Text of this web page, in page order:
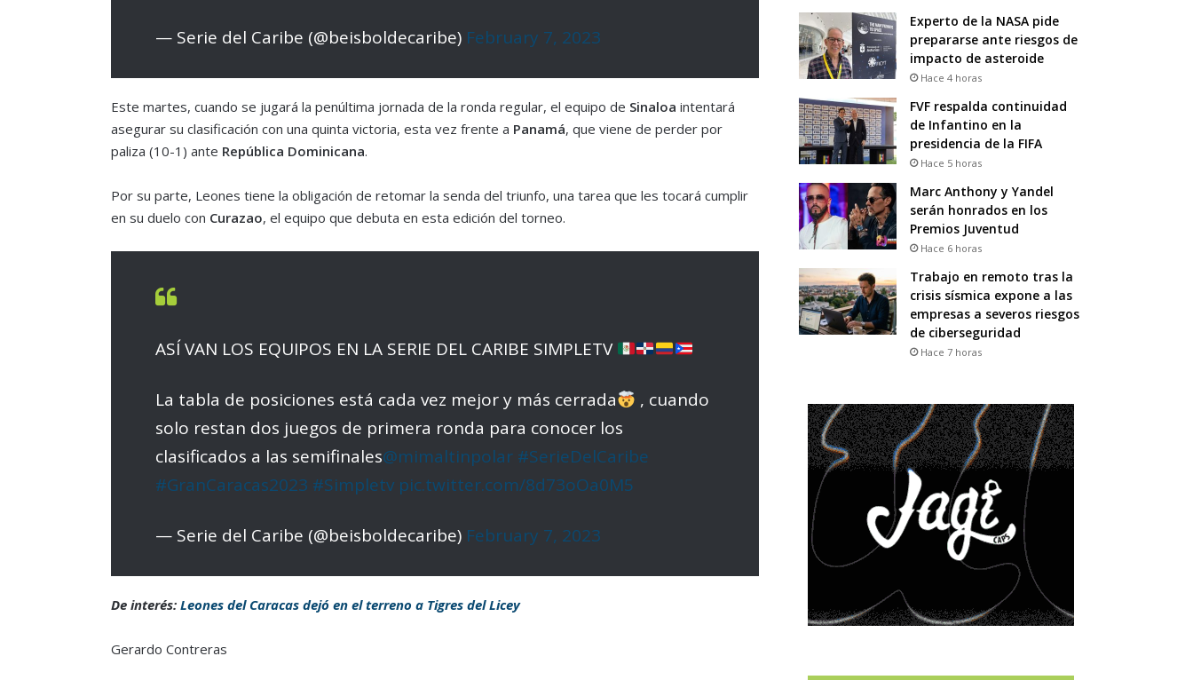
— Serie del Caribe (@beisboldecaribe) February 7, 2023
Este martes, cuando se jugará la penúltima jornada de la ronda regular, el equipo de Sinaloa intentará
asegurar su clasificación con una quinta victoria, esta vez frente a Panamá, que viene de perder por
paliza (10-1) ante República Dominicana.
Por su parte, Leones tiene la obligación de retomar la senda del triunfo, una tarea que les tocará cumplir
en su duelo con Curazao, el equipo que debuta en esta edición del torneo.
ASÍ VAN LOS EQUIPOS EN LA SERIE DEL CARIBE SIMPLETV
La tabla de posiciones está cada vez mejor y más cerrada
, cuando
solo restan dos juegos de primera ronda para conocer los
clasificados a las semifinales@mimaltinpolar #SerieDelCaribe
#GranCaracas2023 #Simpletv pic.twitter.com/8d73oOa0M5
— Serie del Caribe (@beisboldecaribe) February 7, 2023
De interés: Leones del Caracas dejó en el terreno a Tigres del Licey
Gerardo Contreras
Experto de la NASA pide
prepararse ante riesgos de
impacto de asteroide
Hace 4 horas
FVF respalda continuidad
de Infantino en la
presidencia de la FIFA
Hace 5 horas
Marc Anthony y Yandel
serán honrados en los
Premios Juventud
Hace 6 horas
Trabajo en remoto tras la
crisis sísmica expone a las
empresas a severos riesgos
de ciberseguridad
Hace 7 horas